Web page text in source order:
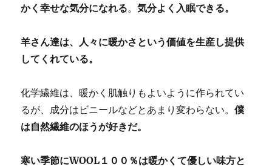
かく幸せな気分になれる。気分よく入眠できる。
羊さん達は、人々に暖かさという価値を生産し提供
してくれている。
化学繊維は、暖かく肌触りもよいように作られてい
るが、成分はビニールなどとあまり変わらない。僕
は自然繊維のほうが好きだ。
寒い季節にWOOL１００％は暖かくて優しい味方と